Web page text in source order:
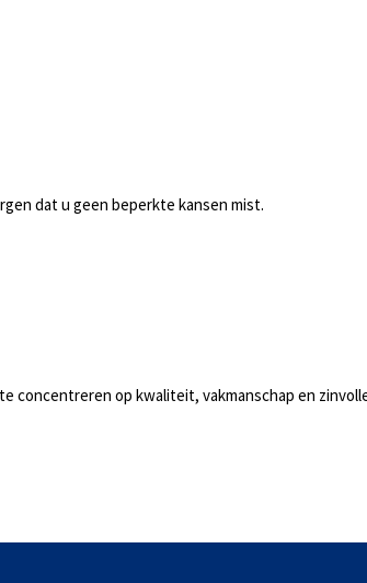
dat u geen beperkte kansen mist.
op kwaliteit, vakmanschap en